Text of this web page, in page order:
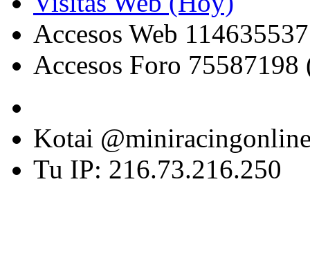
Accesos Web
Accesos Foro 75587198
Kotai
Tu IP: 216.73.216.250